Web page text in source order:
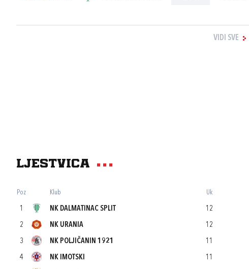
VIDI SVE
Ljestvica
Poz Klub Uk
1 NK DALMATINAC SPLIT 12
2 NK URANIA 12
3 NK POLJIČANIN 1921 11
4 NK IMOTSKI 11